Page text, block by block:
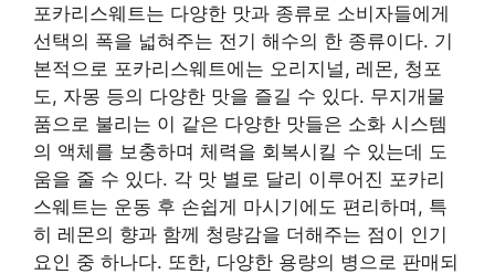
포카리스웨트는 다양한 맛과 종류로 소비자들에게
선택의 폭을 넓혀주는 전기 해수의 한 종류이다. 기
본적으로 포카리스웨트에는 오리지널, 레몬, 청포
도, 자몽 등의 다양한 맛을 즐길 수 있다. 무지개물
품으로 불리는 이 같은 다양한 맛들은 소화 시스템
의 액체를 보충하며 체력을 회복시킬 수 있는데 도
움을 줄 수 있다. 각 맛 별로 달리 이루어진 포카리
스웨트는 운동 후 손쉽게 마시기에도 편리하며, 특
히 레몬의 향과 함께 청량감을 더해주는 점이 인기
요인 중 하나다. 또한, 다양한 용량의 병으로 판매되